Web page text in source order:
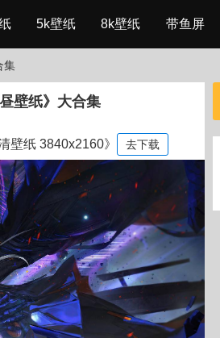
5k壁纸 8k壁纸 带鱼屏
集
壁纸》大合集
壁纸 3840x2160》 去下载